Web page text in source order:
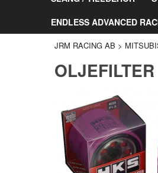
ENDLESS ADVANCED
JRM RACING AB >
OLJEFILTER